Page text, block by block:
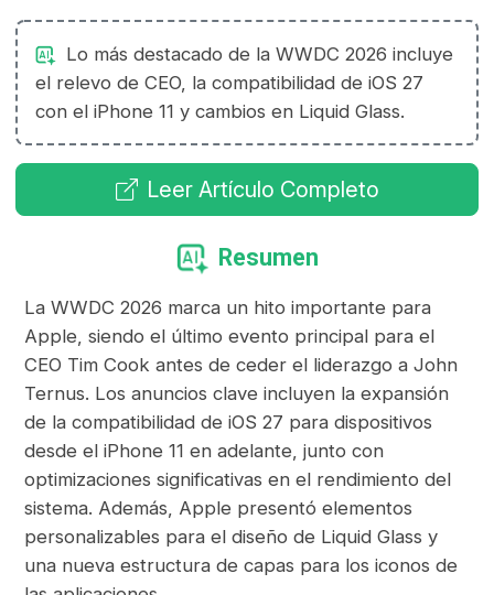
Lo más destacado de la WWDC 2026 incluye
el relevo de CEO, la compatibilidad de iOS 27
con el iPhone 11 y cambios en Liquid Glass.
Leer Artículo Completo
Resumen
La WWDC 2026 marca un hito importante para
Apple, siendo el último evento principal para el
CEO Tim Cook antes de ceder el liderazgo a John
Ternus. Los anuncios clave incluyen la expansión
de la compatibilidad de iOS 27 para dispositivos
desde el iPhone 11 en adelante, junto con
optimizaciones significativas en el rendimiento del
sistema. Además, Apple presentó elementos
personalizables para el diseño de Liquid Glass y
una nueva estructura de capas para los iconos de